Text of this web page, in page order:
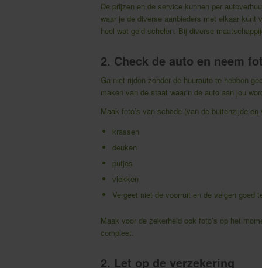
De prijzen en de service kunnen per
waar je de diverse aanbieders met elkaar
heel wat geld schelen. Bij diverse
2. Check de auto en neem
Ga niet rijden zonder de huurauto te hebben
maken van de staat waarin de auto aan jou
Maak foto’s van schade (van de buitenzijde en
krassen
deuken
putjes
vlekken
Vergeet niet de voorruit en de velgen goed
Maak voor de zekerheid ook foto’s op het
compleet.
2. Let op de verzekering